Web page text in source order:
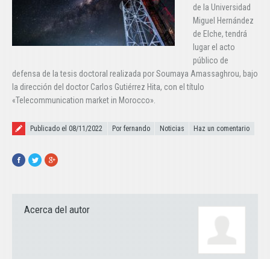
de la Universidad
Miguel Hernández
de Elche, tendrá
lugar el acto
público de
defensa de la tesis doctoral realizada por Soumaya Amassaghrou, bajo
la dirección del doctor Carlos Gutiérrez Hita, con el título
«Telecommunication market in Morocco».
Publicado el
Publicado el 08/11/2022 Por fernando Noticias Haz un comentario
Facebook
TwitterGoogle+
Acerca del autor